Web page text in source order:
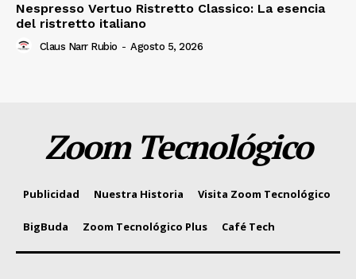
Nespresso Vertuo Ristretto Classico: La esencia
del ristretto italiano
Claus Narr Rubio - Agosto 5, 2026
Zoom Tecnológico
Publicidad Nuestra Historia Visita Zoom Tecnológico
BigBuda Zoom Tecnológico Plus Café Tech